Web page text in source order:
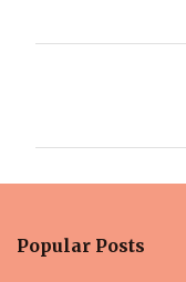
t
Popular Posts